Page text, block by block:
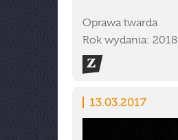
Oprawa twarda
Rok wydania: 2018
13.03.2017